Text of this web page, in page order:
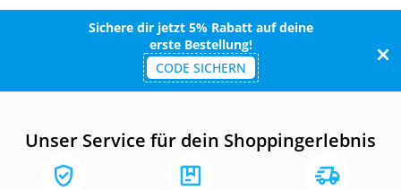
Sichere dir jetzt 5% Rabatt auf deine
erste Bestellung!
CODE SICHERN
Unser Service für dein Shoppingerlebnis